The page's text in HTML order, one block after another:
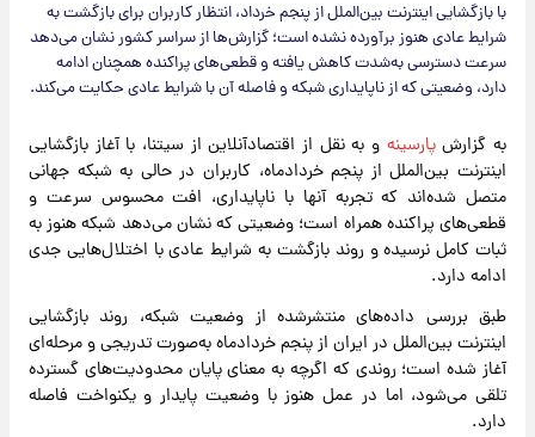
با بازگشایی اینترنت بین‌الملل از پنجم خرداد، انتظار کاربران برای بازگشت به
شرایط عادی هنوز برآورده نشده است؛ گزارش‌ها از سراسر کشور نشان می‌دهد
سرعت دسترسی به‌شدت کاهش یافته و قطعی‌های پراکنده همچنان ادامه
دارد، وضعیتی که از ناپایداری شبکه و فاصله آن با شرایط عادی حکایت می‌کند.
به گزارشپارسینهو به نقل از اقتصادآنلاین از سیتنا، با آغاز بازگشایی
اینترنت بین‌الملل از پنجم خردادماه، کاربران در حالی به شبکه جهانی
متصل شده‌اند که تجربه آنها با ناپایداری، افت محسوس سرعت و
قطعی‌های پراکنده همراه است؛ وضعیتی که نشان می‌دهد شبکه هنوز به
ثبات کامل نرسیده و روند بازگشت به شرایط عادی با اختلال‌هایی جدی
ادامه دارد.
طبق بررسی داده‌های منتشرشده از وضعیت شبکه، روند بازگشایی
اینترنت بین‌الملل در ایران از پنجم خردادماه به‌صورت تدریجی و مرحله‌ای
آغاز شده است؛ روندی که اگرچه به معنای پایان محدودیت‌های گسترده
تلقی می‌شود، اما در عمل هنوز با وضعیت پایدار و یکنواخت فاصله
دارد.